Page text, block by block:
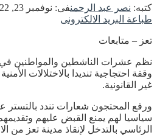
كتبه: نصر عبد الرحمنفى: نوفمبر 23, 2022
طباعة البريد الالكترونى
تعز – متابعات
نظم عشرات الناشطين والمواطنين في
وقفة احتجاجية تنديدا بالاختلالات
غير القانونية.
ورفع المحتجون شعارات تندد بالتستر
سياسيا لهم يمنع القبض عليهم
الرئاسي بالتدخل لإنقاذ مدينة تعز من